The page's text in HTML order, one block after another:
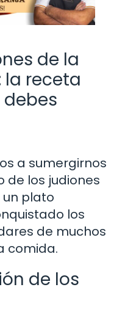
de la
la receta
a sumergirnos
de los judiones
plato
los
de muchos
comida.
de los